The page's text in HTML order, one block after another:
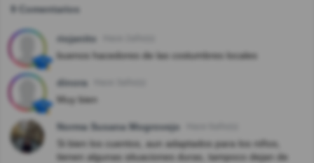
9 Comentarios
riojanito
buenos hacedores de las costumbres locales
dinora
Muy bien
Norma Susana Mogrovejo
Si bien los cuentos, aun adaptados para los niños,
tienen algunas situaciones duras, tampoco dejan de